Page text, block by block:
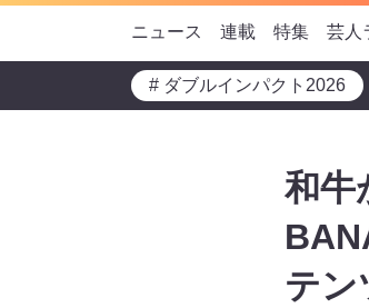
ニュース 連載 特集 芸人
# ダブルインパクト2026
和⽜
テン